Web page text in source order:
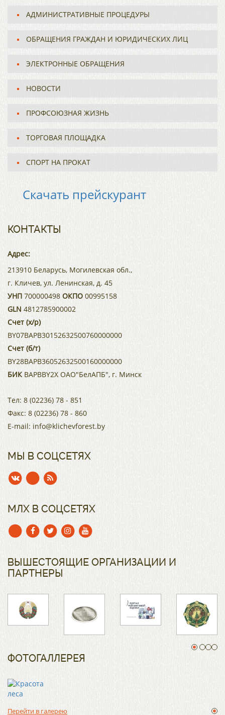
АДМИНИСТРАТИВНЫЕ ПРОЦЕДУРЫ
ОБРАЩЕНИЯ ГРАЖДАН И ЮРИДИЧЕСКИХ ЛИЦ
ЭЛЕКТРОННЫЕ ОБРАЩЕНИЯ
НОВОСТИ
ПРОФСОЮЗНАЯ ЖИЗНЬ
ТОРГОВАЯ ПЛОЩАДКА
СПОРТ НА ПРОКАТ
Скачать прейскурант
КОНТАКТЫ
Адрес:
213910 Беларусь, Могилевская обл.,
г. Кличев, ул. Ленинская, д. 45
УНП 700000498 ОКПО 00995158
GLN 4812785900002
Счет (х/р)
BY07BAPB30152632500760000000
Счет (б/т)
BY28BAPB36052632500160000000
БИКBAPBBY2X ОАО"БелАПБ", г. Минск
Тел: 8 (02236) 78 - 851
Факс: 8 (02236) 78 - 860
E-mail: info@klichevforest.by
МЫ В СОЦСЕТЯХ
МЛХ В СОЦСЕТЯХ
ВЫШЕСТОЯЩИЕ ОРГАНИЗАЦИИ И
ПАРТНЕРЫ
ФОТОГАЛЛЕРЕЯ
Перейти в галерею